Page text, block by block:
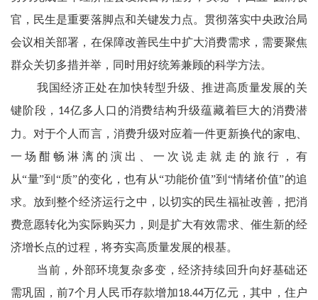
官，民生是重要落脚点和关键发力点。贯彻落实中央政治局
会议相关部署，在保障改善民生中扩大消费需求，需要聚焦
群众关切多措并举，同时用好统筹兼顾的科学方法。
我国经济正处在加快转型升级、推进高质量发展的关
键阶段， 14亿多人口的消费结构升级蕴藏着巨大的消费潜
力。对于个人而言，消费升级对应着一件更新换代的家电、
一场酣畅淋漓的演出、一次说走就走的旅行，有
从“量”到“质”的变化，也有从“功能价值”到“情绪价值”的追
求。放到整个经济运行之中，以切实的民生福祉改善，把消
费意愿转化为实际购买力，则是扩大有效需求、催生新的经
济增长点的过程，将夯实高质量发展的根基。
当前，外部环境复杂多变，经济持续回升向好基础还
需巩固，前7个月人民币存款增加18.44万亿元，其中，住户